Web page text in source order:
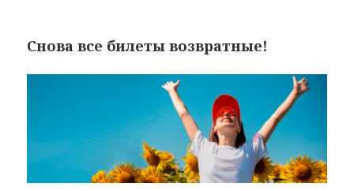
Снова все билеты возвратные!